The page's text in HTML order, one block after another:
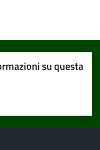
su questa
5